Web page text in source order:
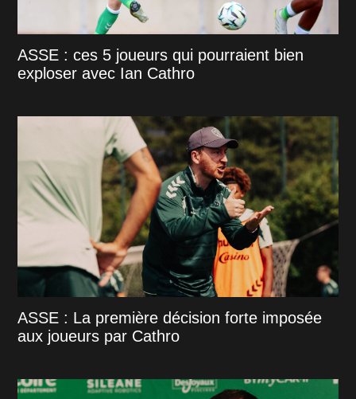
ASSE : ces 5 joueurs qui pourraient bien
exploser avec Ian Cathro
ASSE : La première décision forte imposée
aux joueurs par Cathro